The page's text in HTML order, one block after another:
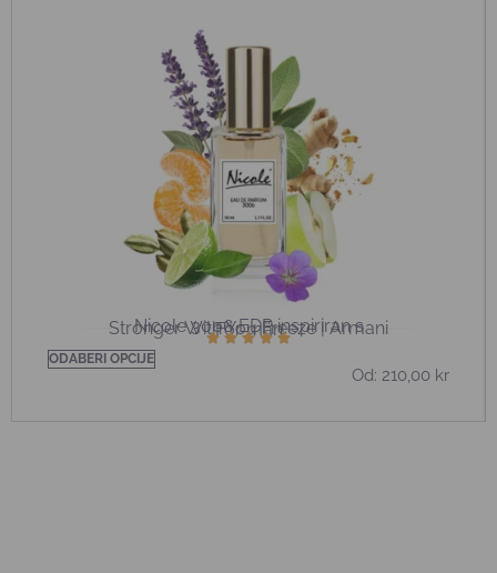
Nicole 3006 EDP inspiriran s
Stronger With You Freeze | Armani
För män
ODABERI OPCIJE
Od:210,00 kr